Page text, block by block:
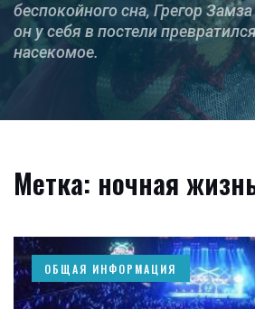
беспокойного сна, Грегор
он у себя в постели
насекомое.
Метка: ночная
ОБЩАЯ ИНФОРМАЦИЯ